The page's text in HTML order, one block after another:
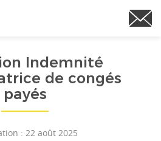
Indemnité
de congés
payés
: 22 août 2025